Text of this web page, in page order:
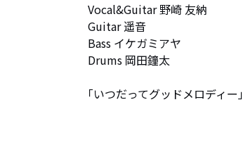
Vocal&Guitar 野崎 友納
Guitar 遥音
Bass イケガミアヤ
Drums 岡田鐘太
｢いつだってグッドメロディー｣